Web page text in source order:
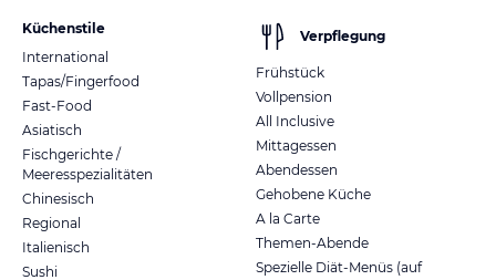
Küchenstile
International
Tapas/Fingerfood
Fast-Food
Asiatisch
Fischgerichte /
Meeresspezialitäten
Chinesisch
Regional
Italienisch
Sushi
Verpflegung
Frühstück
Vollpension
All Inclusive
Mittagessen
Abendessen
Gehobene Küche
A la Carte
Themen-Abende
Spezielle Diät-Menüs (auf